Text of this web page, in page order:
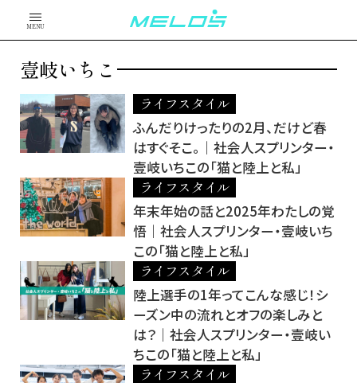
MENU
壹岐いちこ
ライフスタイル
ふんだりけったりの2月、だけど春
はすぐそこ。｜社会人スプリンター・
壹岐いちこの「猫と陸上と私」
ライフスタイル
年末年始の話と2025年わたしの覚
悟｜社会人スプリンター・壹岐いち
この「猫と陸上と私」
ライフスタイル
陸上選手の1年ってこんな感じ！シ
ーズン中の流れとオフの楽しみと
は？｜社会人スプリンター・壹岐い
ちこの「猫と陸上と私」
ライフスタイル